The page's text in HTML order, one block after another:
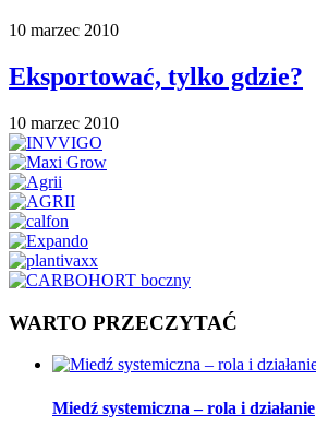
10 marzec 2010
Eksportować, tylko gdzie?
10 marzec 2010
WARTO PRZECZYTAĆ
Miedź systemiczna – rola i działanie